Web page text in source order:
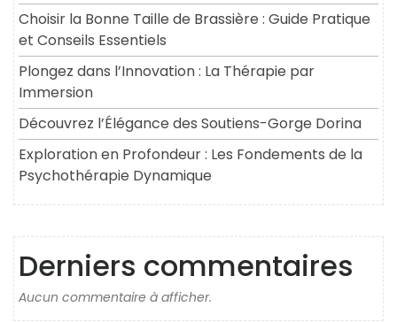
Choisir la Bonne Taille de Brassière : Guide Pratique
et Conseils Essentiels
Plongez dans l’Innovation : La Thérapie par
Immersion
Découvrez l’Élégance des Soutiens-Gorge Dorina
Exploration en Profondeur : Les Fondements de la
Psychothérapie Dynamique
Derniers commentaires
Aucun commentaire à afficher.